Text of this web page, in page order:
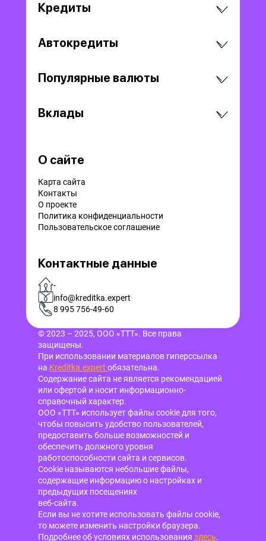
Кредиты
Автокредиты
Популярные валюты
Вклады
О сайте
Карта сайта
Контакты
О проекте
Политика конфиденциальности
Пользовательское соглашение
Контактные данные
-
info@kreditka.expert
8 995 756-49-60
© 2023 – 2025, ООО «ТТТ». Все права
защищены.
При использовании материалов гиперссылка
на Kreditka.expert обязательна.
Содержание сайта не является рекомендацией
или офертой и носит информационно-
справочный характер.
ООО «ТТТ» использует файлы cookie для того,
чтобы повысить удобство пользователей,
предоставить больше возможностей и
обеспечить должного уровня
работоспособности сайта и сервисов.
Cookie называются небольшие файлы,
содержащие информацию о настройках и
предыдущих посещениях
веб-сайта.
Если вы не хотите использовать файлы cookie,
то можете изменить настройки браузера.
Подробнее об условиях использования здесь.